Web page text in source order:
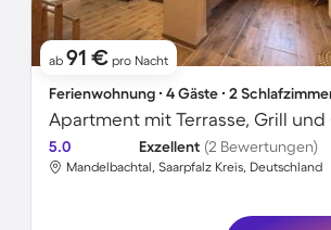
ab 91 € pro Nacht
Ferienwohnung ∙ 4 Gäste ∙ 2
Apartment mit Terrasse, Grill und
5.0 Exzellent (2 Bewertungen)
Mandelbachtal, Saarpfalz Kreis, Deutschland